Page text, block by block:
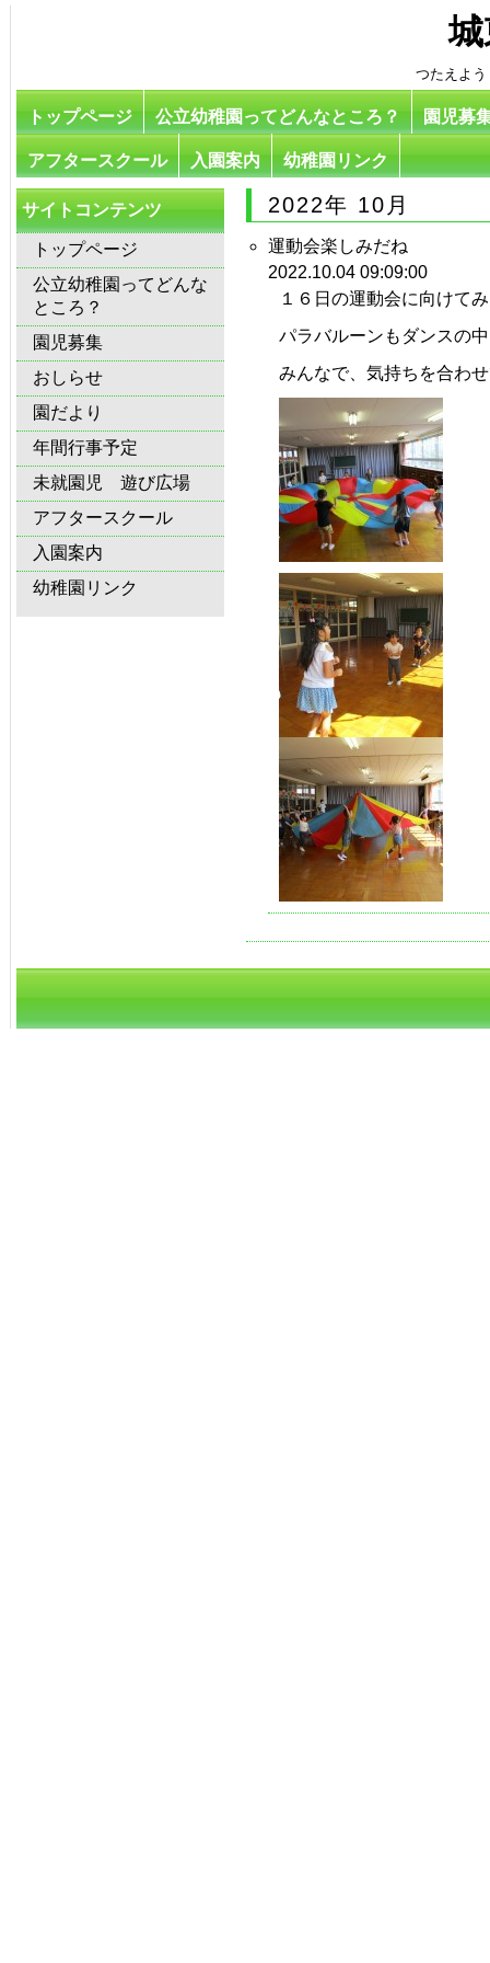
つたえよ
トップページ 公立幼稚園ってどんなところ？ 園児募
アフタースクール 入園案内 幼稚園リンク
サイトコンテンツ
トップページ
公立幼稚園ってどんな
ところ？
園児募集
おしらせ
園だより
年間行事予定
未就園児 遊び広場
アフタースクール
入園案内
幼稚園リンク
2022年 10月
運動会楽しみだね
2022.10.04 09:09:00
１６日の運動会に向けて
パラバルーンもダンスの
みんなで、気持ちを合わ